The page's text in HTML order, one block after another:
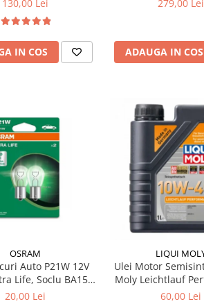
130,00 Lei
IN COS
279,00 Lei
ADAUGA IN COS
OSRAM
Auto P21W 12V
Life, Soclu BA15s,
Viata Extinsa (4x),
20,00 Lei
LIQUI
Ulei Motor
Moly Leichtlauf
10W-40 1
60,00 Lei